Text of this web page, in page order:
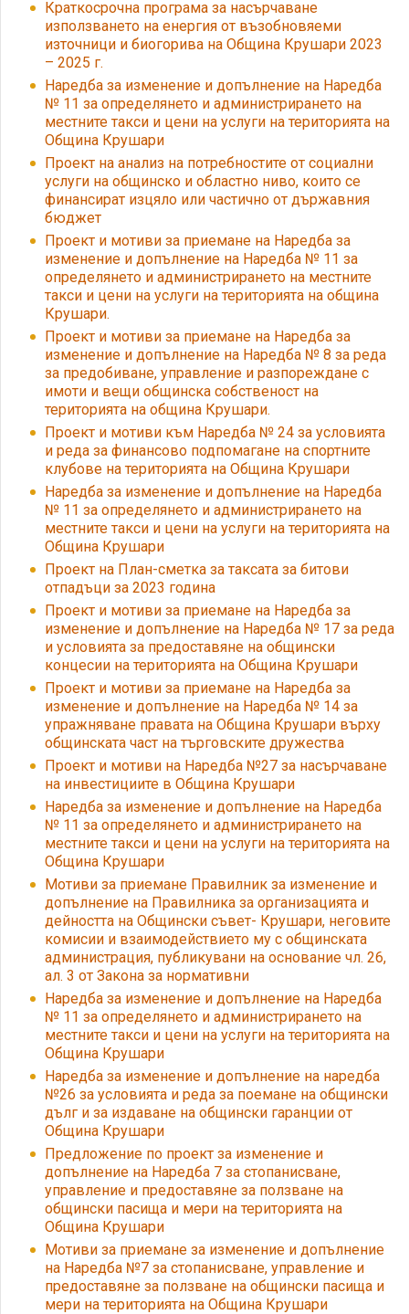
Краткосрочна програма за насърчаване
използването на енергия от възобновяеми
източници и биогорива на Община Крушари 2023
– 2025 г.
Наредба за изменение и допълнение на Наредба
№ 11 за определянето и администрирането на
местните такси и цени на услуги на територията на
Община Крушари
Проект на анализ на потребностите от социални
услуги на общинско и областно ниво, които се
финансират изцяло или частично от държавния
бюджет
Проект и мотиви за приемане на Наредба за
изменение и допълнение на Наредба № 11 за
определянето и администрирането на местните
такси и цени на услуги на територията на община
Крушари.
Проект и мотиви за приемане на Наредба за
изменение и допълнение на Наредба № 8 за реда
за предобиване, управление и разпореждане с
имоти и вещи общинска собственост на
територията на община Крушари.
Проект и мотиви към Наредба № 24 за условията
и реда за финансово подпомагане на спортните
клубове на територията на Община Крушари
Наредба за изменение и допълнение на Наредба
№ 11 за определянето и администрирането на
местните такси и цени на услуги на територията на
Община Крушари
Проект на План-сметка за таксата за битови
отпадъци за 2023 година
Проект и мотиви за приемане на Наредба за
изменение и допълнение на Наредба № 17 за реда
и условията за предоставяне на общински
концесии на територията на Община Крушари
Проект и мотиви за приемане на Наредба за
изменение и допълнение на Наредба № 14 за
упражняване правата на Община Крушари върху
общинската част на търговските дружества
Проект и мотиви на Наредба №27 за насърчаване
на инвестициите в Община Крушари
Наредба за изменение и допълнение на Наредба
№ 11 за определянето и администрирането на
местните такси и цени на услуги на територията на
Община Крушари
Мотиви за приемане Правилник за изменение и
допълнение на Правилника за организацията и
дейността на Общински съвет- Крушари, неговите
комисии и взаимодействието му с общинската
администрация, публикувани на основание чл. 26,
ал. 3 от Закона за нормативни
Наредба за изменение и допълнение на Наредба
№ 11 за определянето и администрирането на
местните такси и цени на услуги на територията на
Община Крушари
Наредба за изменение и допълнение на наредба
№26 за условията и реда за поемане на общински
дълг и за издаване на общински гаранции от
Община Крушари
Предложение по проект за изменение и
допълнение на Наредба 7 за стопанисване,
управление и предоставяне за ползване на
общински пасища и мери на територията на
Община Крушари
Мотиви за приемане за изменение и допълнение
на Наредба №7 за стопанисване, управление и
предоставяне за ползване на общински пасища и
мери на територията на Община Крушари